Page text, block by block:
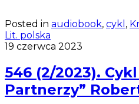
Posted in audiobook, cykl ,
Lit. polska
19 czerwca 2023
546 (2/2023).
Partnerzy”